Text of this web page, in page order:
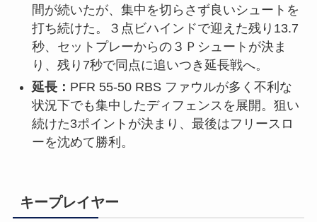
間が続いたが、集中を切らさず良いシュートを
打ち続けた。３点ビハインドで迎えた残り13.7
秒、セットプレーからの３Ｐシュートが決ま
り、残り7秒で同点に追いつき延長戦へ。
延長： PFR 55-50 RBS ファウルが多く不利な
状況下でも集中したディフェンスを展開。狙い
続けた3ポイントが決まり、最後はフリースロ
ーを沈めて勝利。
キープレイヤー